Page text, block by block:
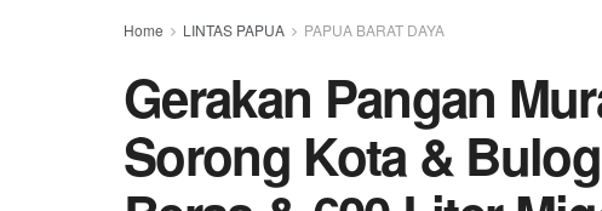
Home LINTAS PAPUA PAPUA BARAT DAYA
Gerakan Pangan
Sorong Kota &